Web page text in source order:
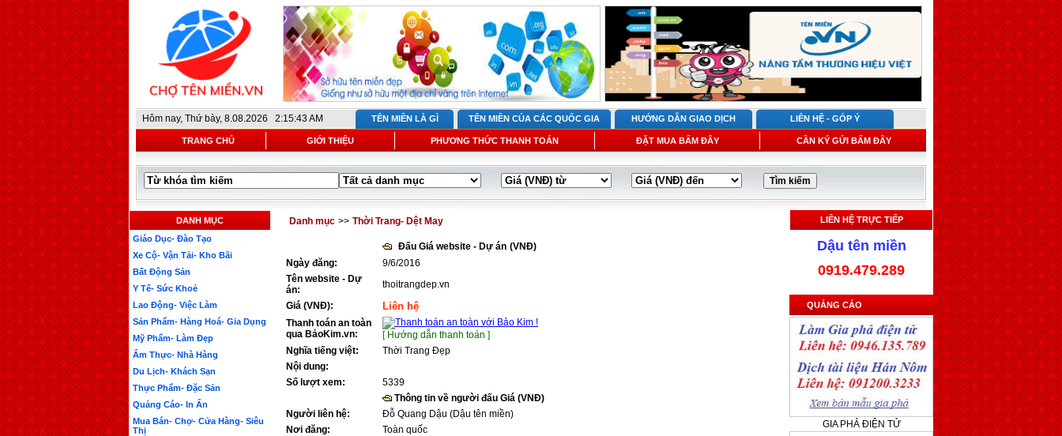
Hôm nay, Thứ bày, 8.08.2026 2:15:43 AM TÊN MIỀN LÀ GÌ TÊN MIỀN CỦA CÁC QUỐC GIA HƯỚNG DẪN GIAO DỊCH LIÊN HỆ - GÓP Ý
TRANG CHỦ GIỚI THIỆU PHƯƠNG THỨC THANH TOÁN ĐẶT MUA BẤM ĐÂY CẦN KÝ GỬI BẤM ĐÂY
DANH MỤC
Giáo Dục- Đào Tạo
Xe Cộ- Vận Tải- Kho Bãi
Bất Động Sản
Y Tế- Sức Khoẻ
Lao Động- Việc Làm
Sản Phẩm- Hàng Hoá- Gia Dụng
Mỹ Phẩm- Làm Đẹp
Ẩm Thực- Nhà Hàng
Du Lịch- Khách Sạn
Thực Phẩm- Đặc Sản
Quảng Cáo- In Ấn
Mua Bán- Chợ- Cửa Hàng- Siêu
Thị
Danh mục >> Thời Trang- Dệt May
Đấu Giá website - Dự án (VNĐ)
Ngày đăng:
9/6/2016
Tên website - Dự
án:
thoitrangdep.vn
Giá (VNĐ):
Liên hệ
Thanh toán an toàn
qua BảoKim.vn:
[ Hướng dẫn thanh toán ]
Nghĩa tiếng việt:
Thời Trang Đẹp
Nội dung:
Số lượt xem:
5339
Thông tin về người đấu Giá (VNĐ)
Người liên hệ:
Đỗ Quang Dậu (Dậu tên miền)
Nơi đăng:
Toàn quốc
LIÊN HỆ TRỰC TIẾP
Dậu tên miền
0919.479.289
QUẢNG CÁO
GIA PHẢ ĐIỆN TỬ